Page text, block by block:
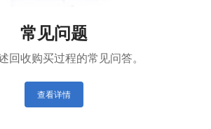
常见问题
回收购买过程的常见问答。
查看详情